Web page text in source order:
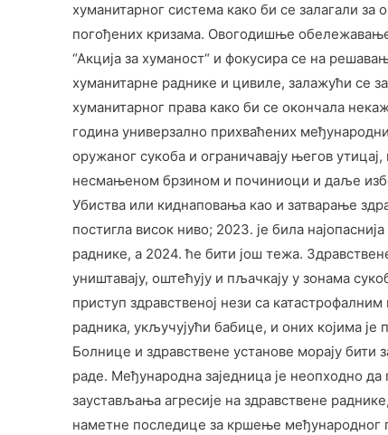
хуманитарног система како би се залагали за
погођених кризама. Овогодишње
“Акција за хуманост“ и фокусира се на
хуманитарне раднике и цивиле, залажући се
хуманитарног права како би се окончала
​​година универзално прихваћених
оружаног сукоба и ограничавају његов
несмањеном брзином и починиоци и даље
Убиствa или киднаповањa као и затварање
постигла висок ниво; 2023. је била
раднике, а 2024. ће бити још тежа.
уништавају, оштећују и пљачкају у зонама
приступ здравственој нези са
радника, укључујући бабице, и оних којима је
Болнице и здравствене установе морају бити
раде. Међународна заједница је неопходно
заустављања агресије на здравствене
наметне последице за кршење међународног